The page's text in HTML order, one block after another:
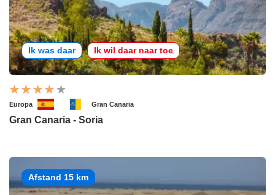
Ik was daar Ik wil daar naar toe
Europa Gran Canaria
Gran Canaria - Soria
Afstand 15 km